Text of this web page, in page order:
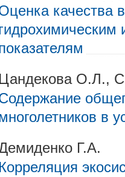
качества
Цандекова О.Л.,
в
Г.А.
Корреляция